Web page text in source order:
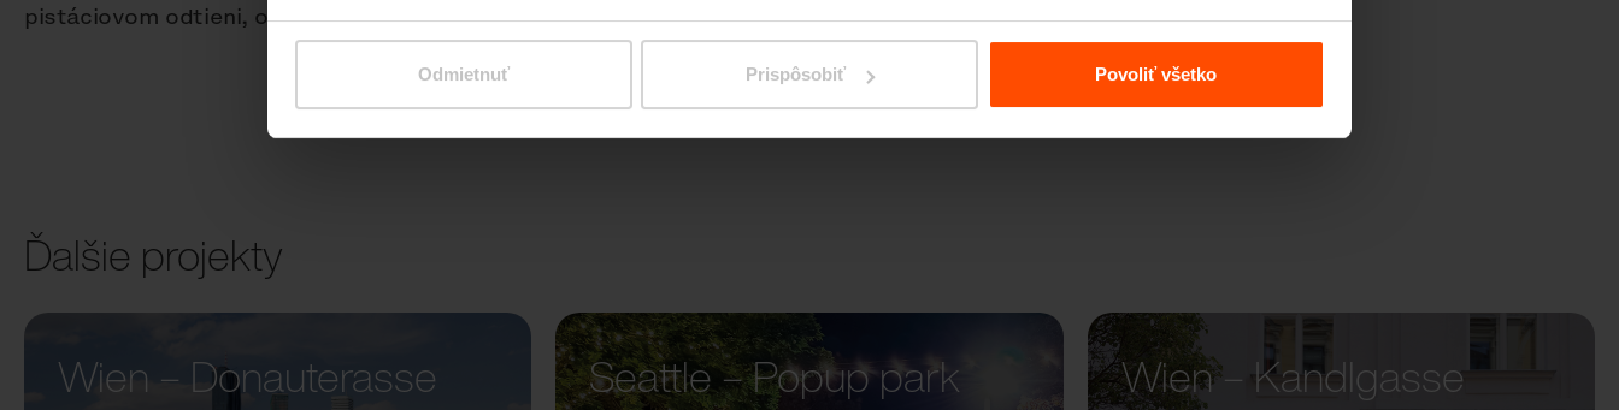
Odmietnuť Prispôsobiť Povoliť všetko
pistáciovom odtieni, obraz moderného mesta je dokonalý.
Ďalšie projekty
Wien – Donauterasse
Seattle – Popup park Wien – Kandlgasse